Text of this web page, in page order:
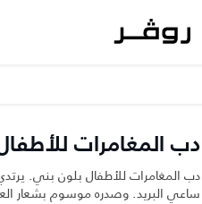
دب المغامرات
دب المغامرات للأطفال بلون بني.
ساعي البريد. وصدره موسوم بشعار